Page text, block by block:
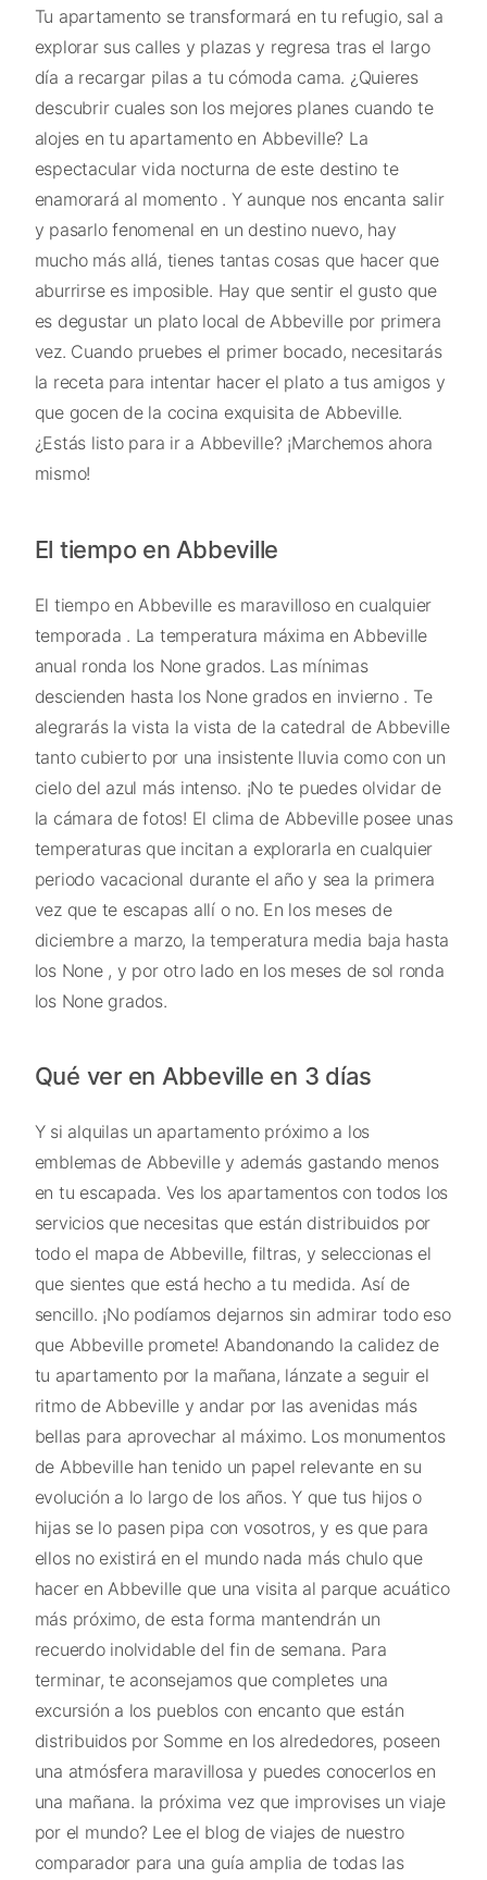
Tu apartamento se transformará en tu refugio, sal a
explorar sus calles y plazas y regresa tras el largo
día a recargar pilas a tu cómoda cama. ¿Quieres
descubrir cuales son los mejores planes cuando te
alojes en tu apartamento en Abbeville? La
espectacular vida nocturna de este destino te
enamorará al momento . Y aunque nos encanta salir
y pasarlo fenomenal en un destino nuevo, hay
mucho más allá, tienes tantas cosas que hacer que
aburrirse es imposible. Hay que sentir el gusto que
es degustar un plato local de Abbeville por primera
vez. Cuando pruebes el primer bocado, necesitarás
la receta para intentar hacer el plato a tus amigos y
que gocen de la cocina exquisita de Abbeville.
¿Estás listo para ir a Abbeville? ¡Marchemos ahora
mismo!
El tiempo en Abbeville
El tiempo en Abbeville es maravilloso en cualquier
temporada . La temperatura máxima en Abbeville
anual ronda los None grados. Las mínimas
descienden hasta los None grados en invierno . Te
alegrarás la vista la vista de la catedral de Abbeville
tanto cubierto por una insistente lluvia como con un
cielo del azul más intenso. ¡No te puedes olvidar de
la cámara de fotos! El clima de Abbeville posee unas
temperaturas que incitan a explorarla en cualquier
periodo vacacional durante el año y sea la primera
vez que te escapas allí o no. En los meses de
diciembre a marzo, la temperatura media baja hasta
los None , y por otro lado en los meses de sol ronda
los None grados.
Qué ver en Abbeville en 3 días
Y si alquilas un apartamento próximo a los
emblemas de Abbeville y además gastando menos
en tu escapada. Ves los apartamentos con todos los
servicios que necesitas que están distribuidos por
todo el mapa de Abbeville, filtras, y seleccionas el
que sientes que está hecho a tu medida. Así de
sencillo. ¡No podíamos dejarnos sin admirar todo eso
que Abbeville promete! Abandonando la calidez de
tu apartamento por la mañana, lánzate a seguir el
ritmo de Abbeville y andar por las avenidas más
bellas para aprovechar al máximo. Los monumentos
de Abbeville han tenido un papel relevante en su
evolución a lo largo de los años. Y que tus hijos o
hijas se lo pasen pipa con vosotros, y es que para
ellos no existirá en el mundo nada más chulo que
hacer en Abbeville que una visita al parque acuático
más próximo, de esta forma mantendrán un
recuerdo inolvidable del fin de semana. Para
terminar, te aconsejamos que completes una
excursión a los pueblos con encanto que están
distribuidos por Somme en los alrededores, poseen
una atmósfera maravillosa y puedes conocerlos en
una mañana. la próxima vez que improvises un viaje
por el mundo? Lee el blog de viajes de nuestro
comparador para una guía amplia de todas las